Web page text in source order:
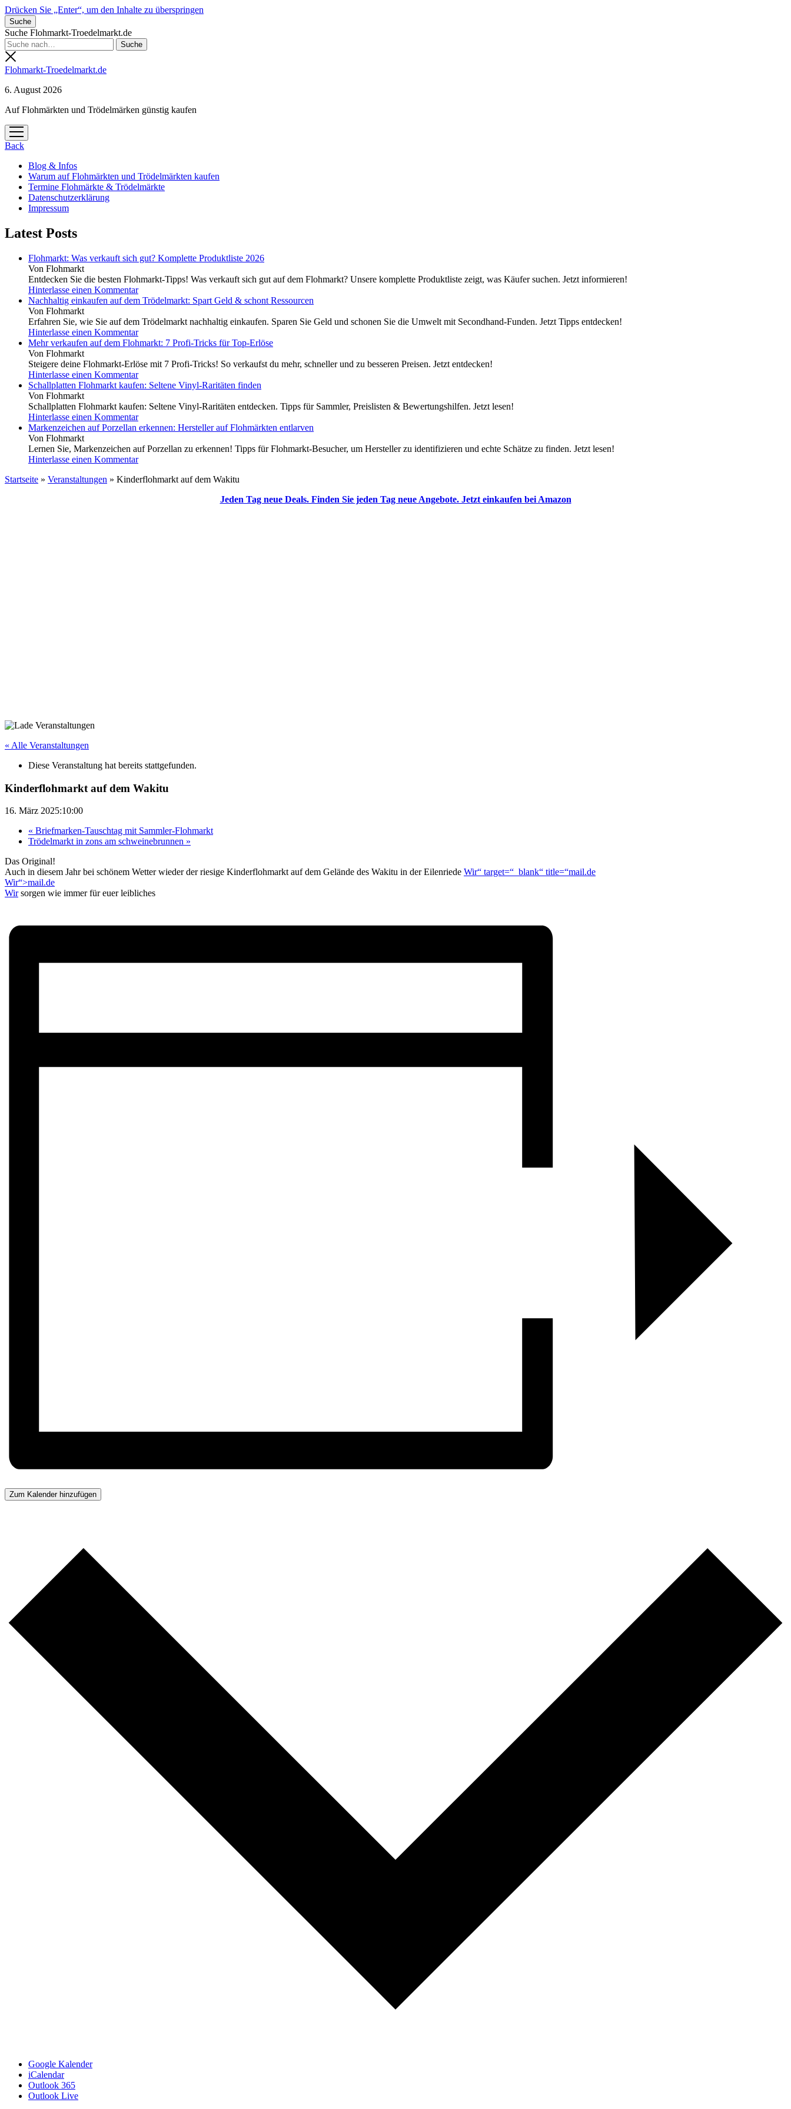
Drücken Sie „Enter“, um den Inhalte zu überspringen
Suche
Suche Flohmarkt-Troedelmarkt.de
Flohmarkt-Troedelmarkt.de
6. August 2026
Auf Flohmärkten und Trödelmärken günstig kaufen
Menü
öffnen
Back
Blog & Infos
Warum auf Flohmärkten und Trödelmärkten kaufen
Termine Flohmärkte & Trödelmärkte
Datenschutzerklärung
Impressum
Latest Posts
Flohmarkt: Was verkauft sich gut? Komplette Produktliste 2026
Von Flohmarkt
Entdecken Sie die besten Flohmarkt-Tipps! Was verkauft sich gut auf dem Flohmarkt? Unsere komplette Produktliste zeigt, was Käufer suchen. Jetzt informieren!
Hinterlasse einen Kommentar
Nachhaltig einkaufen auf dem Trödelmarkt: Spart Geld & schont Ressourcen
Von Flohmarkt
Erfahren Sie, wie Sie auf dem Trödelmarkt nachhaltig einkaufen. Sparen Sie Geld und schonen Sie die Umwelt mit Secondhand-Funden. Jetzt Tipps entdecken!
Hinterlasse einen Kommentar
Mehr verkaufen auf dem Flohmarkt: 7 Profi-Tricks für Top-Erlöse
Von Flohmarkt
Steigere deine Flohmarkt-Erlöse mit 7 Profi-Tricks! So verkaufst du mehr, schneller und zu besseren Preisen. Jetzt entdecken!
Hinterlasse einen Kommentar
Schallplatten Flohmarkt kaufen: Seltene Vinyl-Raritäten finden
Von Flohmarkt
Schallplatten Flohmarkt kaufen: Seltene Vinyl-Raritäten entdecken. Tipps für Sammler, Preislisten & Bewertungshilfen. Jetzt lesen!
Hinterlasse einen Kommentar
Markenzeichen auf Porzellan erkennen: Hersteller auf Flohmärkten entlarven
Von Flohmarkt
Lernen Sie, Markenzeichen auf Porzellan zu erkennen! Tipps für Flohmarkt-Besucher, um Hersteller zu identifizieren und echte Schätze zu finden. Jetzt lesen!
Hinterlasse einen Kommentar
Startseite » Veranstaltungen » Kinderflohmarkt auf dem Wakitu
Jeden Tag neue Deals. Finden Sie jeden Tag neue Angebote. Jetzt einkaufen bei Amazon
« Alle Veranstaltungen
Diese Veranstaltung hat bereits stattgefunden.
Kinderflohmarkt auf dem Wakitu
16. März 2025:10:00
« Briefmarken-Tauschtag mit Sammler-Flohmarkt
Trödelmarkt in zons am schweinebrunnen »
Das Original!
Auch in diesem Jahr bei schönem Wetter wieder der riesige Kinderflohmarkt auf dem Gelände des Wakitu in der Eilenriede Wir“ target=“_blank“ title=“mail.de
Wir“>mail.de
Wirsorgen wie immer für euer leibliches
Zum Kalender hinzufügen
Google Kalender
iCalendar
Outlook 365
Outlook Live